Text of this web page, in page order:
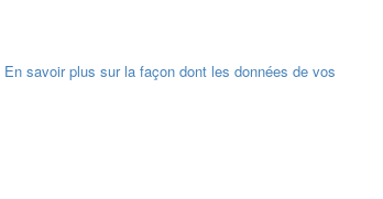
En savoir plus sur la façon dont les données de vos